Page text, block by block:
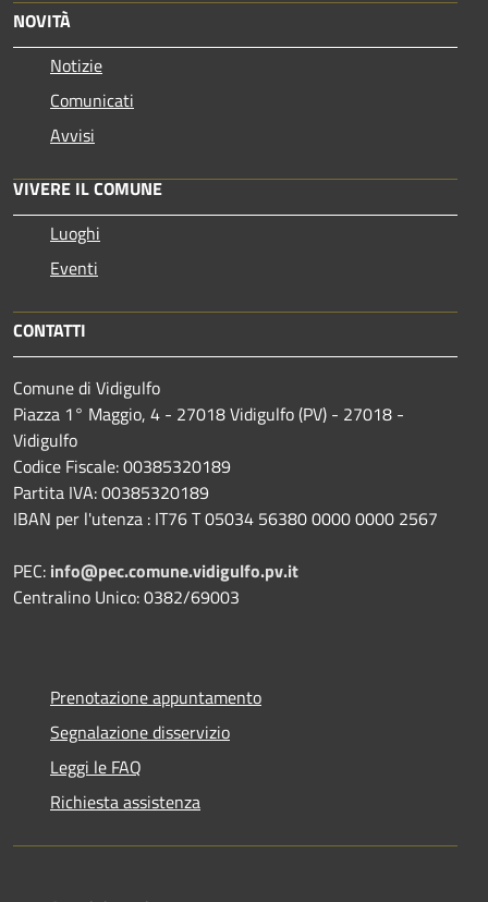
NOVITÀ
Notizie
Comunicati
Avvisi
VIVERE IL COMUNE
Luoghi
Eventi
CONTATTI
Comune di Vidigulfo
Piazza 1° Maggio, 4 - 27018 Vidigulfo (PV) - 27018 -
Vidigulfo
Codice Fiscale: 00385320189
Partita IVA: 00385320189
IBAN per l'utenza : IT76 T 05034 56380 0000 0000 2567
PEC: info@pec.comune.vidigulfo.pv.it
Centralino Unico: 0382/69003
Prenotazione appuntamento
Segnalazione disservizio
Leggi le FAQ
Richiesta assistenza